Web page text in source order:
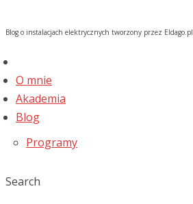
Blog o instalacjach elektrycznych tworzony przez Eldago.pl
O mnie
Akademia
Blog
Programy
Search